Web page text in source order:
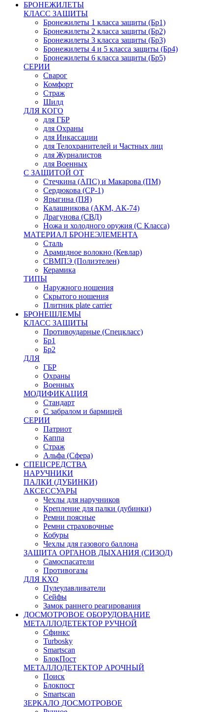
БРОНЕЖИЛЕТЫ
КЛАСС ЗАЩИТЫ
Бронежилеты 1 класса защиты (Бр1)
Бронежилеты 2 класса защиты (Бр2)
Бронежилеты 3 класса защиты (Бр3)
Бронежилеты 4 и 5 класса защиты (Бр4)
Бронежилеты 6 класса защиты (Бр5)
СЕРИИ
Сварог
Комфорт
Страж
Шилд
ДЛЯ КОГО
для ГБР
для Охраны
для Инкассации
для Телохранителей и Частных лиц
для Журналистов
для Военных
С ЗАЩИТОЙ ОТ
Стечкина (АПС) и Макарова (ПМ)
Сердюкова (СР-1)
Ярыгина (ПЯ)
Калашникова (АКМ, АК-74)
Драгунова (СВД)
Ножа и холодного оружия (С Класса)
МАТЕРИАЛ БРОНЕЭЛЕМЕНТА
Сталь
Арамидное волокно (Кевлар)
СВМПЭ (Полиэтелен)
Керамика
ТИПЫ
Наружного ношения
Скрытого ношения
Плитник plate carrier
БРОНЕШЛЕМЫ
КЛАСС ЗАЩИТЫ
Противоударные (Спецкласс)
Бр1
Бр2
ДЛЯ
ГБР
Охраны
Военных
МОДИФИКАЦИЯ
Стандарт
С забралом и бармицей
СЕРИИ
Патриот
Каппа
Страж
Альфа (Сфера)
СПЕЦСРЕДСТВА
НАРУЧНИКИ
ПАЛКИ (ДУБИНКИ)
АКСЕССУАРЫ
Чехлы для наручников
Крепление для палки (дубинки)
Ремни поясные
Ремни страховочные
Кобуры
Чехлы для газового баллона
ЗАЩИТА ОРГАНОВ ДЫХАНИЯ (СИЗОД)
Самоспасатели
Противогазы
ДЛЯ КХО
Пулеулавливатели
Сейфы
Замок раннего реагирования
ДОСМОТРОВОЕ ОБОРУДОВАНИЕ
МЕТАЛЛОДЕТЕКТОР РУЧНОЙ
Сфинкс
Turbosky
Smartscan
БлокПост
МЕТАЛЛОДЕТЕКТОР АРОЧНЫЙ
Поиск
Блокпост
Smartscan
ЗЕРКАЛО ДОСМОТРОВОЕ